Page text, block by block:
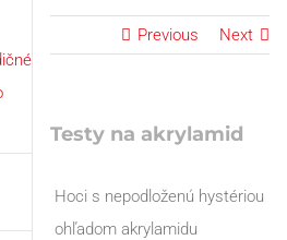
Previous Next
Testy na akrylamid
Hoci s nepodloženú hystériou
ohľadom akrylamidu